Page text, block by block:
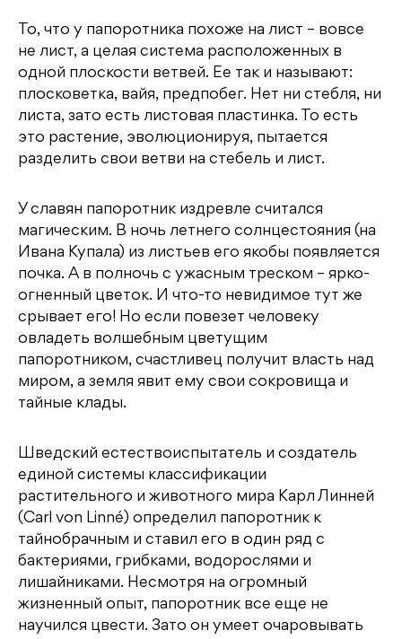
То, что у папоротника похоже на лист – вовсе
не лист, а целая система расположенных в
одной плоскости ветвей. Ее так и называют:
плосковетка, вайя, предпобег. Нет ни стебля, ни
листа, зато есть листовая пластинка. То есть
это растение, эволюционируя, пытается
разделить свои ветви на стебель и лист.
У славян папоротник издревле считался
магическим. В ночь летнего солнцестояния (на
Ивана Купала) из листьев его якобы появляется
почка. А в полночь с ужасным треском – ярко-
огненный цветок. И что-то невидимое тут же
срывает его! Но если повезет человеку
овладеть волшебным цветущим
папоротником, счастливец получит власть над
миром, а земля явит ему свои сокровища и
тайные клады.
Шведский естествоиспытатель и создатель
единой системы классификации
растительного и животного мира Карл Линней
(Carl von Linné) определил папоротник к
тайнобрачным и ставил его в один ряд с
бактериями, грибками, водорослями и
лишайниками. Несмотря на огромный
жизненный опыт, папоротник все еще не
научился цвести. Зато он умеет очаровывать